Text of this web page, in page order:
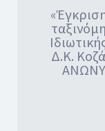
Δ.Κ.